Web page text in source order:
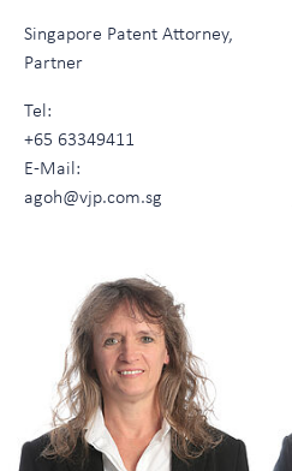
Singapore Patent Attorney,
Partner
Tel:
+65 63349411
E-Mail:
agoh@vjp.com.sg